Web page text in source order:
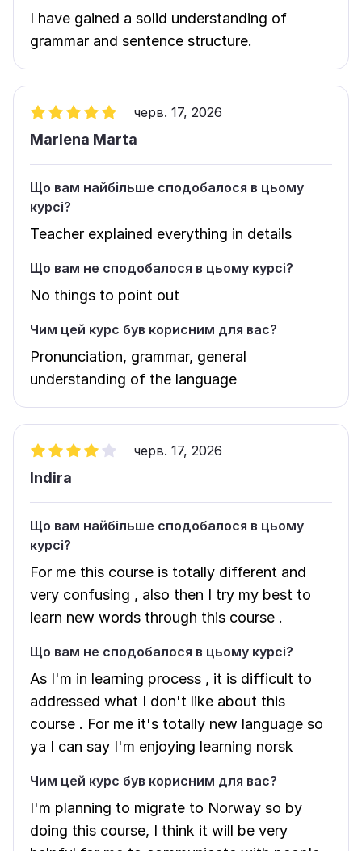
I have gained a solid understanding of
grammar and sentence structure.
черв. 17, 2026
Marlena Marta
Що вам найбільше сподобалося в цьому
курсі?
Teacher explained everything in details
Що вам не сподобалося в цьому курсі?
No things to point out
Чим цей курс був корисним для вас?
Pronunciation, grammar, general
understanding of the language
черв. 17, 2026
Indira
Що вам найбільше сподобалося в цьому
курсі?
For me this course is totally different and
very confusing , also then I try my best to
learn new words through this course .
Що вам не сподобалося в цьому курсі?
As I'm in learning process , it is difficult to
addressed what I don't like about this
course . For me it's totally new language so
ya I can say I'm enjoying learning norsk
Чим цей курс був корисним для вас?
I'm planning to migrate to Norway so by
doing this course, I think it will be very